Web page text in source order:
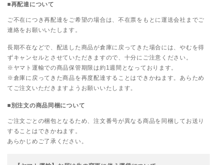
■再配達について
ご不在につき再配達をご希望の場合は、不在票をもとに運送会社までご
連絡をお願いいたします。
長期不在などで、配送した商品が倉庫に戻ってきた場合には、やむを得
ずキャンセルとさせていただきますので、十分にご注意ください。
※ヤマト運輸での商品保管期限は約1週間となっております。
※倉庫に戻ってきた商品を再度配達することはできかねます。あらため
てご注文いただきますようお願いいたします。
■別注文の商品同梱について
ご注文ごとの梱包となるため、注文番号が異なる商品を同梱してお送り
することはできかねます。
あらかじめご了承ください。